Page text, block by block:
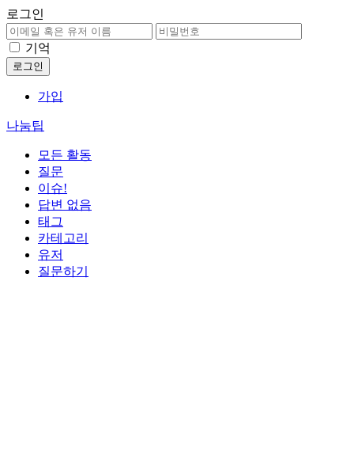
로그인
기억
가입
나눔팁
모든 활동
질문
이슈!
답변 없음
태그
카테고리
유저
질문하기